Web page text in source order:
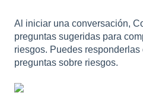
Al iniciar una conversación,
preguntas sugeridas para
riesgos. Puedes
preguntas sobre riesgos.